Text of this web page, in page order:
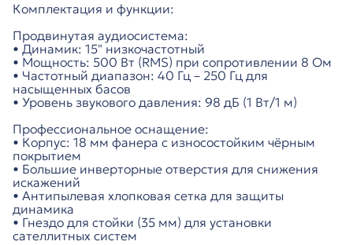
Комплектация и функции:
Продвинутая аудиосистема:
• Динамик: 15" низкочастотный
• Мощность: 500 Вт (RMS) при сопротивлении 8 Ом
• Частотный диапазон: 40 Гц – 250 Гц для
насыщенных басов
• Уровень звукового давления: 98 дБ (1 Вт/1 м)
Профессиональное оснащение:
• Корпус: 18 мм фанера с износостойким чёрным
покрытием
• Большие инверторные отверстия для снижения
искажений
• Антипылевая хлопковая сетка для защиты
динамика
• Гнездо для стойки (35 мм) для установки
сателлитных систем